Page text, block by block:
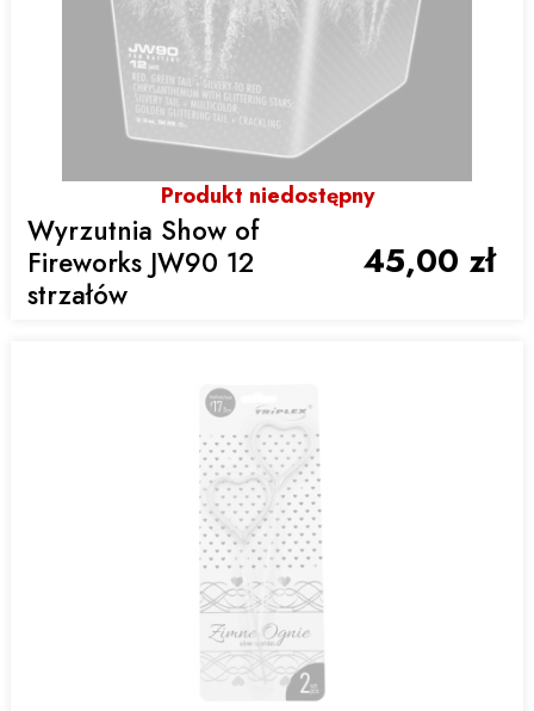
Produkt niedostępny
Wyrzutnia Show of
Fireworks JW90 12
strzałów
45,00 zł